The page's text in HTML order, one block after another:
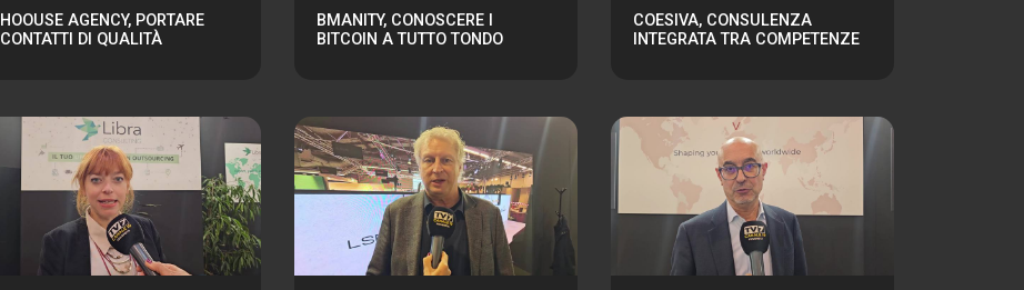
HOOUSE AGENCY, PORTARE
CONTATTI DI QUALITÀ
BMANITY, CONOSCERE I
BITCOIN A TUTTO TONDO
COESIVA, CONSULENZA
INTEGRATA TRA COMPETENZE